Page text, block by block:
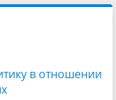
в отношении